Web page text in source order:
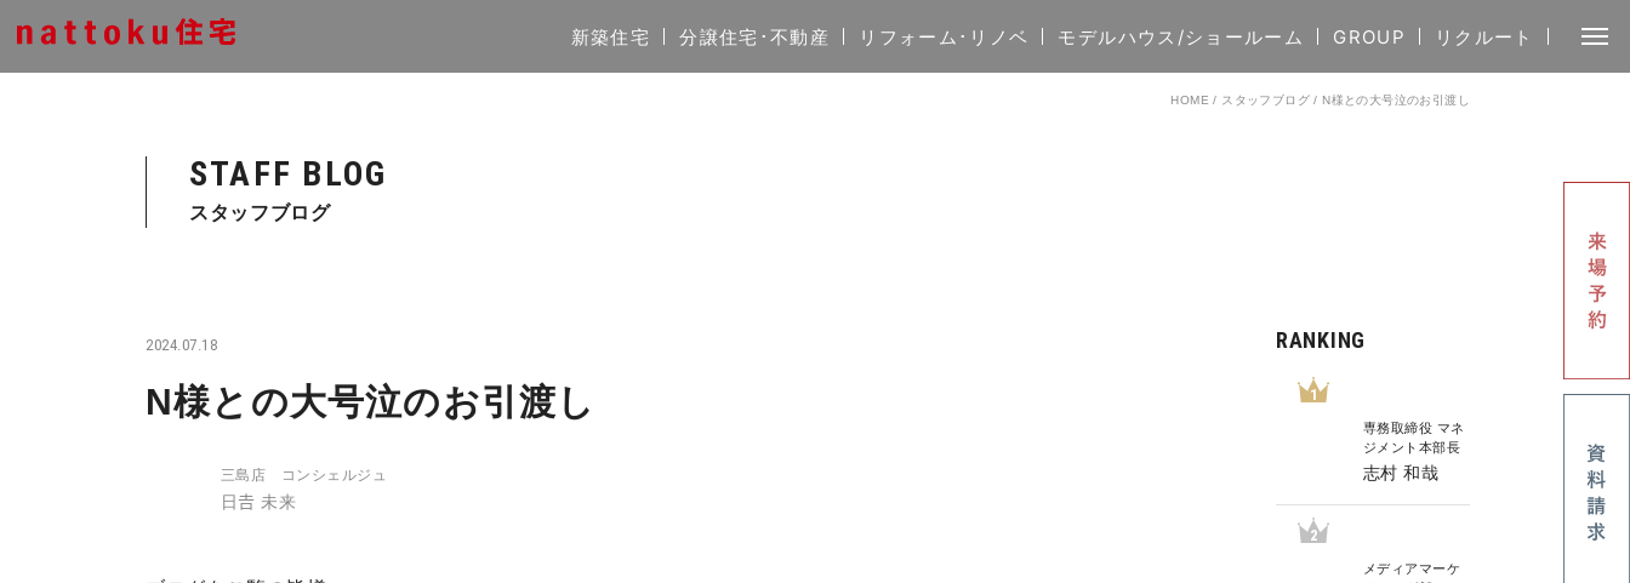
新築住宅 分譲住宅･不動産 リフォーム･リノベ モデルハウス/ショールーム GROUP リクルート
HOME / スタッフブログ/ N様との大号泣のお引渡し
STAFF BLOG
スタッフブログ
2024.07.18
N様との大号泣のお引渡し
三島店 コンシェルジュ
日𠮷 未来
RANKING
1
専務取締役 マネ
ジメント本部長
志村 和哉
2
メディアマーケ